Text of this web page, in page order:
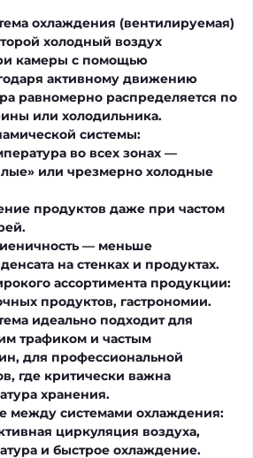
охлаждения (вентилируемая)
холодный воздух
камеры с помощью
активному движению
равномерно распределяется по
или холодильника.
системы:
во всех зонах —
или чрезмерно холодные
продуктов даже при частом
— меньше
на стенках и продуктах.
ассортимента продукции:
продуктов, гастрономии.
идеально подходит для
трафиком и частым
для профессиональной
где критически важна
хранения.
между системами охлаждения:
циркуляция воздуха,
и быстрое охлаждение.